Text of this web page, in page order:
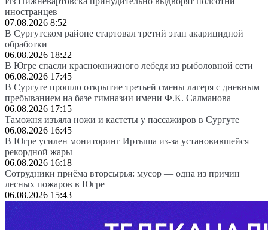
иностранцев
07.08.2026 8:52
В Сургутском районе стартовал третий этап акарицидной
обработки
06.08.2026 18:22
В Югре спасли краснокнижного лебедя из рыболовной сети
06.08.2026 17:45
В Сургуте прошло открытие третьей смены лагеря с дневным
пребыванием на базе гимназии имени Ф.К. Салманова
06.08.2026 17:15
Таможня изъяла ножи и кастеты у пассажиров в Сургуте
06.08.2026 16:45
В Югре усилен мониторинг Иртыша из-за установившейся
рекордной жары
06.08.2026 16:18
Сотрудники приёма вторсырья: мусор — одна из причин
лесных пожаров в Югре
06.08.2026 15:43